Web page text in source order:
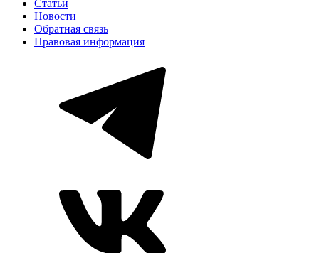
Статьи
Новости
Обратная связь
Правовая информация